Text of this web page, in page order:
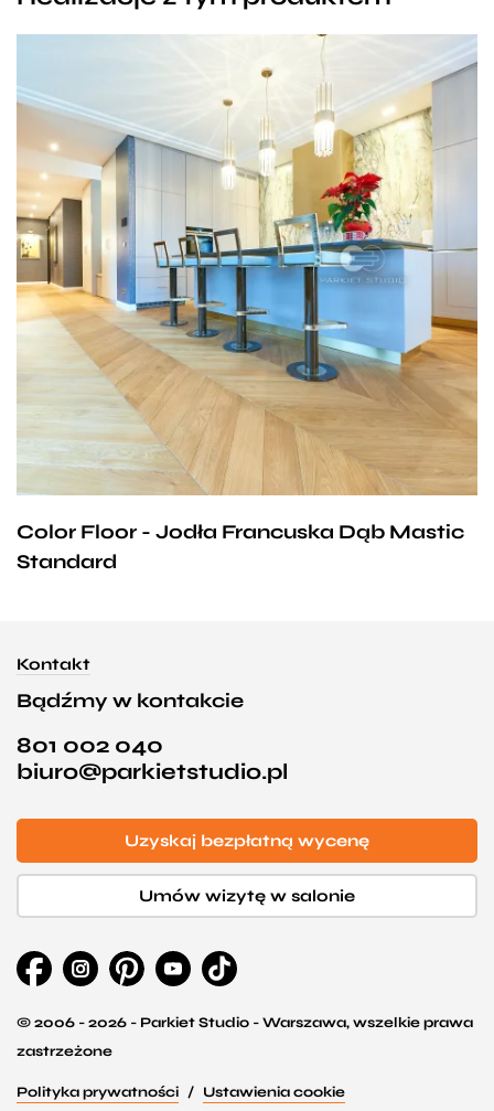
Color Floor - Jodła Francuska Dąb Mastic
Standard
Kontakt
Bądźmy w kontakcie
801 002 040
biuro@parkietstudio.pl
Uzyskaj bezpłatną wycenę
Umów wizytę w salonie
© 2006 - 2026 - Parkiet Studio - Warszawa, wszelkie prawa
zastrzeżone
Polityka prywatności Ustawienia cookie